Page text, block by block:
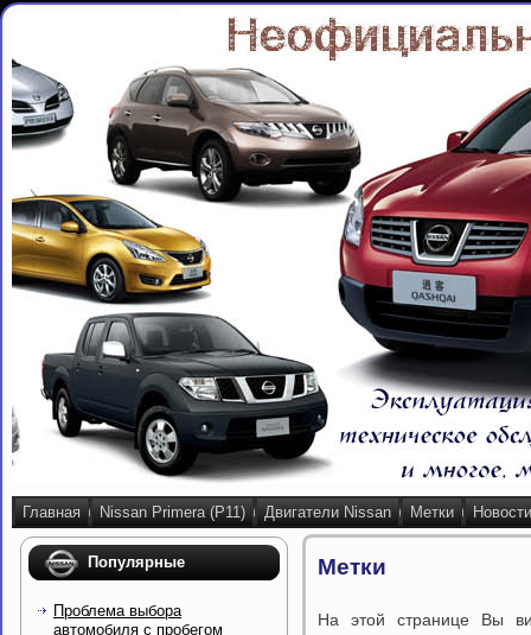
Главная Nissan Primera (P11) Двигатели Nissan Метки Новости
Популярные
Проблема выбора
автомобиля с пробегом
Метки
На этой странице Вы